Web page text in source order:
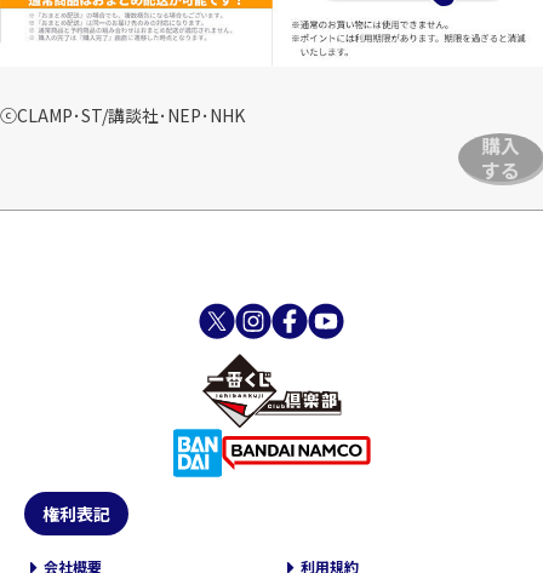
ⓒCLAMP･ST/講談社･NEP･NHK
購入
する
権利表記
会社概要 利用規約